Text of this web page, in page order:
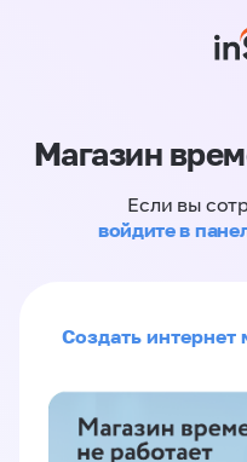
Магазин
Если вы
войдите в
Создать интернет